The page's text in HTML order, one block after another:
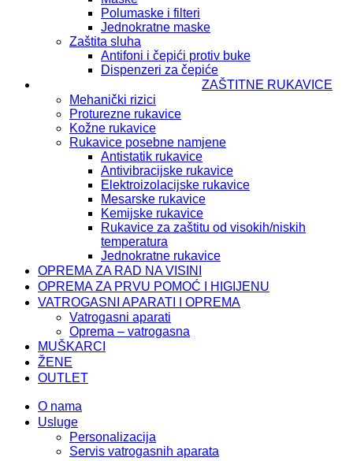
Polumaske i filteri
Jednokratne maske
Zaštita sluha
Antifoni i čepići protiv buke
Dispenzeri za čepiće
ZAŠTITNE RUKAVICE
Mehanički rizici
Proturezne rukavice
Kožne rukavice
Rukavice posebne namjene
Antistatik rukavice
Antivibracijske rukavice
Elektroizolacijske rukavice
Mesarske rukavice
Kemijske rukavice
Rukavice za zaštitu od visokih/niskih
temperatura
Jednokratne rukavice
OPREMA ZA RAD NA VISINI
OPREMA ZA PRVU POMOĆ I HIGIJENU
VATROGASNI APARATI I OPREMA
Vatrogasni aparati
Oprema – vatrogasna
MUŠKARCI
ŽENE
OUTLET
O nama
Usluge
Personalizacija
Servis vatrogasnih aparata